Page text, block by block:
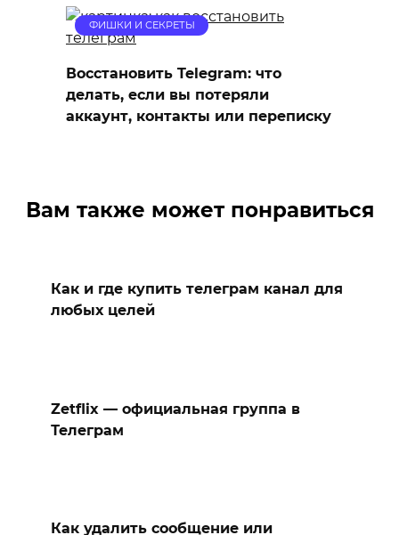
ФИШКИ И СЕКРЕТЫ
Восстановить Telegram: что
делать, если вы потеряли
аккаунт, контакты или переписку
Вам также может понравиться
Как и где купить телеграм канал для
любых целей
Zetflix — официальная группа в
Телеграм
Как удалить сообщение или